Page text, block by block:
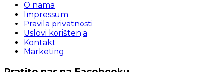
O nama
Impressum
Pravila privatnosti
Uslovi korištenja
Kontakt
Marketing